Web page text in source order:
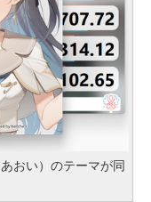
おい）のテーマが同